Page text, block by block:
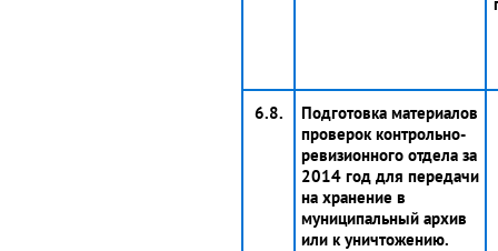
6.8.
Подготовка материалов
проверок контрольно-
ревизионного отдела за
2014 год для передачи
на хранение в
муниципальный архив
или к уничтожению.